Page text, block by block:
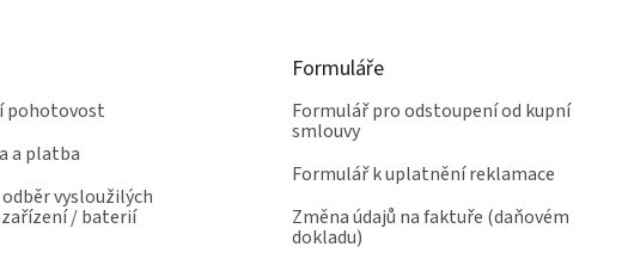
y
ý
p
s
pohotovost
a platba
vysloužilých
/ baterií
Formuláře
Formulář pro odstoupení od kupní
smlouvy
Formulář k uplatnění reklamace
Změna údajů na faktuře (daňovém
dokladu)